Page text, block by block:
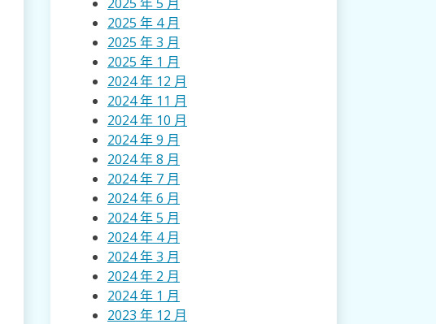
2025 年 4 月
2025 年 3 月
2025 年 1 月
2024 年 12 月
2024 年 11 月
2024 年 10 月
2024 年 9 月
2024 年 8 月
2024 年 7 月
2024 年 6 月
2024 年 5 月
2024 年 4 月
2024 年 3 月
2024 年 2 月
2024 年 1 月
2023 年 12 月